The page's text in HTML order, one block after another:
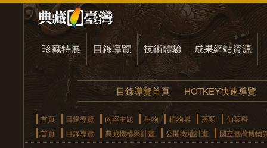
珍藏特展 目錄導覽 技術體驗 成果網站資源
目錄導覽首頁 HOTKEY快速導覽
首頁 目錄導覽 內容主題 生物 植物界 藻類
仙菜科
首頁
目錄導覽 典藏機構與計畫 公開徵選計畫 國立臺灣博物